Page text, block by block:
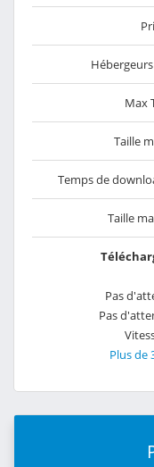
Max
Taille
Temps de
Taille
Pas
Pas
Plus de